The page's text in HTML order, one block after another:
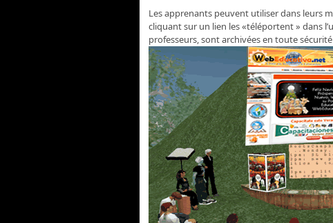
Les apprenants peuvent utiliser dans leurs
cliquant sur un lien les «téléportent » dans
professeurs, sont archivées en toute